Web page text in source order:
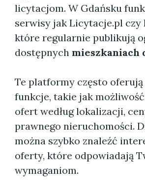
licytacjom. W Gdańsku
serwisy jak Licytacje.pl czy
które regularnie publikują
dostępnych mieszkaniach
Te platformy często
funkcje, takie jak
ofert według lokalizacji,
prawnego nieruchomości.
można szybko znaleźć
oferty, które odpowiadają
wymaganiom.